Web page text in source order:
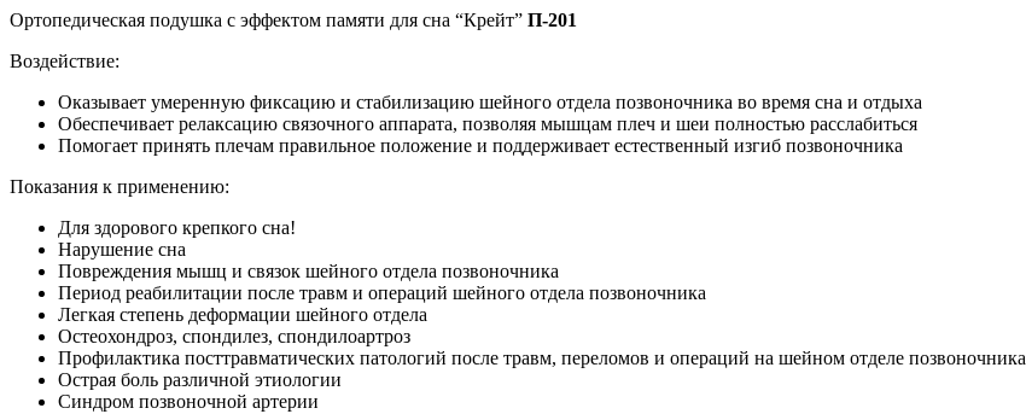
Ортопедическая подушка с эффектом памяти для сна “Крейт” П-201
Воздействие:
Оказывает умеренную фиксацию и стабилизацию шейного отдела позвоночника во время сна и отдыха
Обеспечивает релаксацию связочного аппарата, позволяя мышцам плеч и шеи полностью расслабиться
Помогает принять плечам правильное положение и поддерживает естественный изгиб позвоночника
Показания к применению:
Для здорового крепкого сна!
Нарушение сна
Повреждения мышц и связок шейного отдела позвоночника
Период реабилитации после травм и операций шейного отдела позвоночника
Легкая степень деформации шейного отдела
Остеохондроз, спондилез, спондилоартроз
Профилактика посттравматических патологий после травм, переломов и операций на шейном отделе позвоночника
Острая боль различной этиологии
Синдром позвоночной артерии